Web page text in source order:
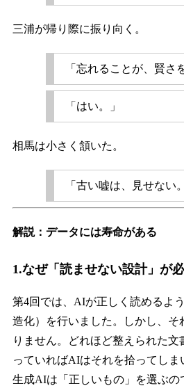
三浦が帰り際に振り向く。
「忘れることが、賢さ
「はい。」
相馬は小さく頷いた。
「古い嘘は、見せない
解説：データには寿命がある
1.なぜ「読ませない設計」が
第4回では、AIが正しく読めるよ
造化）を行いました。しかし、そ
りません。どれほど整えられた
っていればAIはそれを拾ってしま
生成AIは「正しいもの」を選ぶの